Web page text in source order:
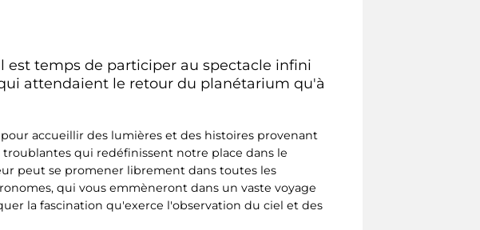
est temps de participer au spectacle infini
attendaient le retour du planétarium qu'à
accueillir des lumières et des histoires provenant
qui redéfinissent notre place dans le
peut se promener librement dans toutes les
qui vous emmèneront dans un vaste voyage
la fascination qu'exerce l'observation du ciel et des